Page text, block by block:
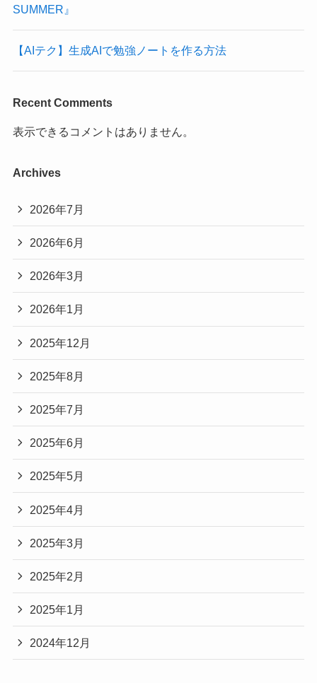
SUMMER』
【AIテク】生成AIで勉強ノートを作る方法
Recent Comments
表示できるコメントはありません。
Archives
2026年7月
2026年6月
2026年3月
2026年1月
2025年12月
2025年8月
2025年7月
2025年6月
2025年5月
2025年4月
2025年3月
2025年2月
2025年1月
2024年12月